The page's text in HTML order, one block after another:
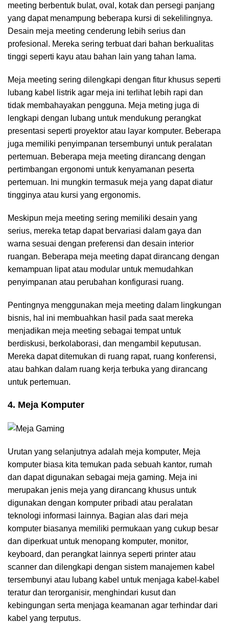
meeting berbentuk bulat, oval, kotak dan persegi panjang
yang dapat menampung beberapa kursi di sekelilingnya.
Desain meja meeting cenderung lebih serius dan
profesional. Mereka sering terbuat dari bahan berkualitas
tinggi seperti kayu atau bahan lain yang tahan lama.
Meja meeting sering dilengkapi dengan fitur khusus seperti
lubang kabel listrik agar meja ini terlihat lebih rapi dan
tidak membahayakan pengguna. Meja meting juga di
lengkapi dengan lubang untuk mendukung perangkat
presentasi seperti proyektor atau layar komputer. Beberapa
juga memiliki penyimpanan tersembunyi untuk peralatan
pertemuan. Beberapa meja meeting dirancang dengan
pertimbangan ergonomi untuk kenyamanan peserta
pertemuan. Ini mungkin termasuk meja yang dapat diatur
tingginya atau kursi yang ergonomis.
Meskipun meja meeting sering memiliki desain yang
serius, mereka tetap dapat bervariasi dalam gaya dan
warna sesuai dengan preferensi dan desain interior
ruangan. Beberapa meja meeting dapat dirancang dengan
kemampuan lipat atau modular untuk memudahkan
penyimpanan atau perubahan konfigurasi ruang.
Pentingnya menggunakan meja meeting dalam lingkungan
bisnis, hal ini membuahkan hasil pada saat mereka
menjadikan meja meeting sebagai tempat untuk
berdiskusi, berkolaborasi, dan mengambil keputusan.
Mereka dapat ditemukan di ruang rapat, ruang konferensi,
atau bahkan dalam ruang kerja terbuka yang dirancang
untuk pertemuan.
4. Meja Komputer
Urutan yang selanjutnya adalah meja komputer, Meja
komputer biasa kita temukan pada sebuah kantor, rumah
dan dapat digunakan sebagai meja gaming. Meja ini
merupakan jenis meja yang dirancang khusus untuk
digunakan dengan komputer pribadi atau peralatan
teknologi informasi lainnya. Bagian alas dari meja
komputer biasanya memiliki permukaan yang cukup besar
dan diperkuat untuk menopang komputer, monitor,
keyboard, dan perangkat lainnya seperti printer atau
scanner dan dilengkapi dengan sistem manajemen kabel
tersembunyi atau lubang kabel untuk menjaga kabel-kabel
teratur dan terorganisir, menghindari kusut dan
kebingungan serta menjaga keamanan agar terhindar dari
kabel yang terputus.